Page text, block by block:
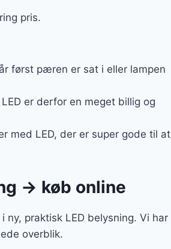
pris.
først pæren er sat i eller lampen
er derfor en meget billig og
med LED, der er super gode til at
→ køb online
praktisk LED belysning. Vi har
overblik.